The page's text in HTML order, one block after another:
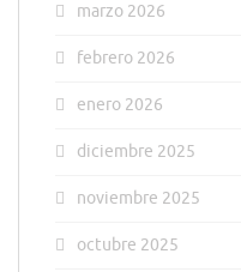
marzo 2026
febrero 2026
enero 2026
diciembre 2025
noviembre 2025
octubre 2025